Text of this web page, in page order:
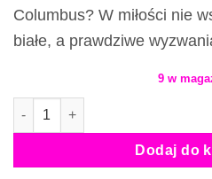
Columbus? W miłości nie
białe, a prawdziwe
9 w
ilość Zapytaj mnie o to - książka
Dodaj do